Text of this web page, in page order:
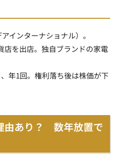
インターナショナル）。
店を出店。独自ブランドの家電
年1回。権利落ち後は株価が下
由あり？ 数年放置で